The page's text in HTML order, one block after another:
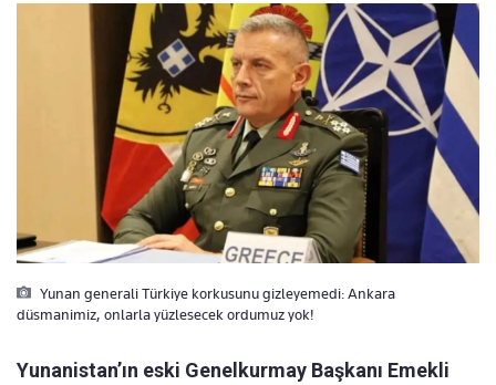
Yunan generali Türkiye korkusunu gizleyemedi: Ankara
düsmanimiz, onlarla yüzlesecek ordumuz yok!
Yunanistan’ın eski Genelkurmay Başkanı Emekli